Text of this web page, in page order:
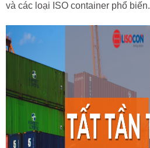
và các loại ISO container phổ biến.